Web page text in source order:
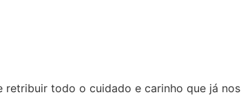
retribuir todo o cuidado e carinho que já nos